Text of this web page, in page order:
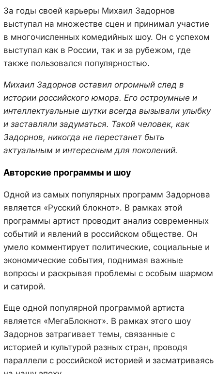
За годы своей карьеры Михаил Задорнов
выступал на множестве сцен и принимал участие
в многочисленных комедийных шоу. Он с успехом
выступал как в России, так и за рубежом, где
также пользовался популярностью.
Михаил Задорнов оставил огромный след в
истории российского юмора. Его остроумные и
интеллектуальные шутки всегда вызывали улыбку
и заставляли задуматься. Такой человек, как
Задорнов, никогда не перестанет быть
актуальным и интересным для поколений.
Авторские программы и шоу
Одной из самых популярных программ Задорнова
является «Русский блокнот». В рамках этой
программы артист проводит анализ современных
событий и явлений в российском обществе. Он
умело комментирует политические, социальные и
экономические события, поднимая важные
вопросы и раскрывая проблемы с особым шармом
и сатирой.
Еще одной популярной программой артиста
является «МегаБлокнот». В рамках этого шоу
Задорнов затрагивает темы, связанные с
историей и культурой разных стран, проводя
параллели с российской историей и засматриваясь